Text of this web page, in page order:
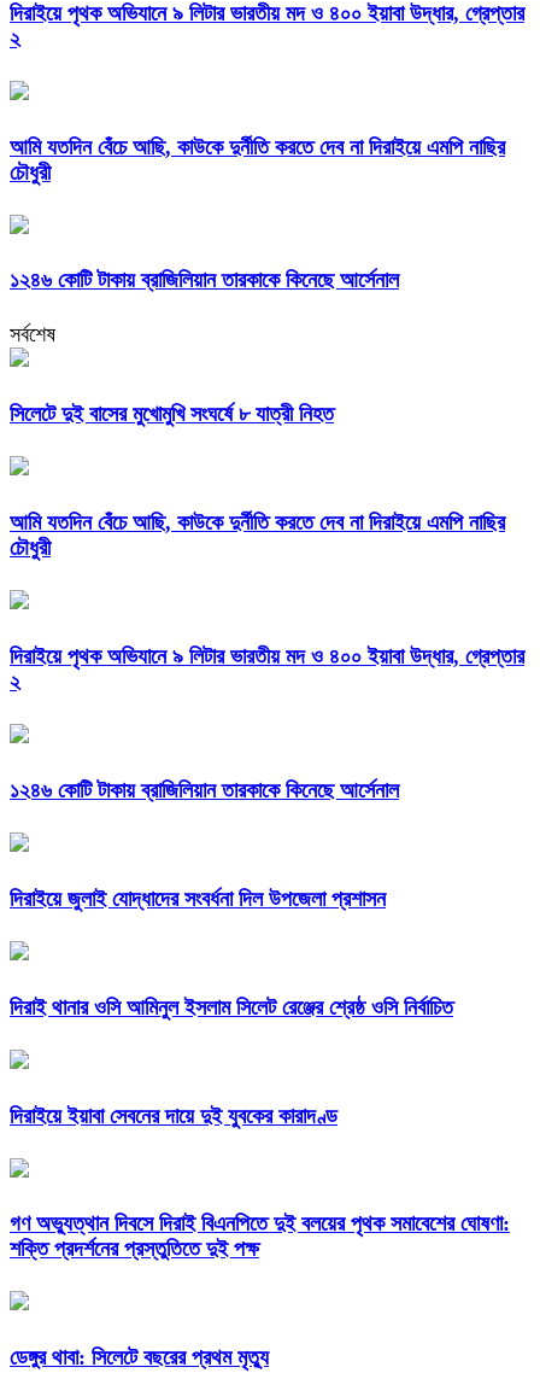
দিরাইয়ে পৃথক অভিযানে ৯ লিটার ভারতীয় মদ ও ৪০০ ইয়াবা উদ্ধার, গ্রেপ্তার
২
আমি যতদিন বেঁচে আছি, কাউকে দুর্নীতি করতে দেব না দিরাইয়ে এমপি নাছির
চৌধুরী
১২৪৬ কোটি টাকায় ব্রাজিলিয়ান তারকাকে কিনেছে আর্সেনাল
সর্বশেষ
সিলেটে দুই বাসের মুখোমুখি সংঘর্ষে ৮ যাত্রী নিহত
আমি যতদিন বেঁচে আছি, কাউকে দুর্নীতি করতে দেব না দিরাইয়ে এমপি নাছির
চৌধুরী
দিরাইয়ে পৃথক অভিযানে ৯ লিটার ভারতীয় মদ ও ৪০০ ইয়াবা উদ্ধার, গ্রেপ্তার
২
১২৪৬ কোটি টাকায় ব্রাজিলিয়ান তারকাকে কিনেছে আর্সেনাল
দিরাইয়ে জুলাই যোদ্ধাদের সংবর্ধনা দিল উপজেলা প্রশাসন
দিরাই থানার ওসি আমিনুল ইসলাম সিলেট রেঞ্জের শ্রেষ্ঠ ওসি নির্বাচিত
দিরাইয়ে ইয়াবা সেবনের দায়ে দুই যুবকের কারাদণ্ড
গণ অভ্যুত্থান দিবসে দিরাই বিএনপিতে দুই বলয়ের পৃথক সমাবেশের ঘোষণা:
শক্তি প্রদর্শনের প্রস্তুতিতে দুই পক্ষ
ডেঙ্গুর থাবা: সিলেটে বছরের প্রথম মৃত্যু